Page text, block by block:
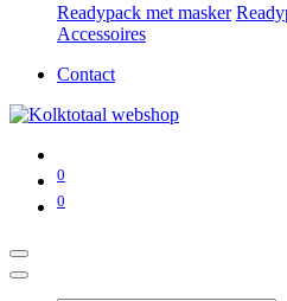
Readypack met masker
Accessoires
Contact
0
0